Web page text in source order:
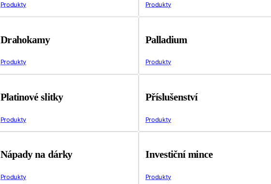
Produkty Produkty
Drahokamy
Produkty
Palladium
Produkty
Platinové slitky
Produkty
Příslušenství
Produkty
Nápady na dárky
Produkty
Investiční mince
Produkty